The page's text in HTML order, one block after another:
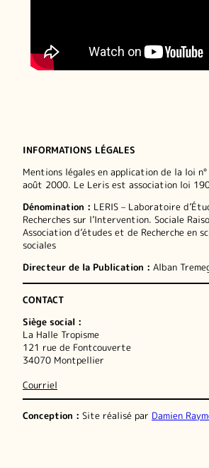
INFORMATIONS LÉGALES
Mentions légales en application de la loi
août 2000. Le Leris est association loi
Dénomination : LERIS – Laboratoire
Recherches sur l’Intervention. Sociale
Association d’études et de Recherche en
sociales
Directeur de la Publication : Alban
CONTACT
Siège social :
La Halle Tropisme
121 rue de Fontcouverte
34070 Montpellier
Courriel
Conception : Site réalisé par Damien